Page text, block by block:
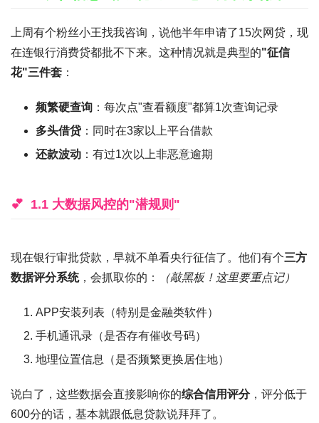
上周有个粉丝小王找我咨询，说他半年申请了15次网贷，现
在连银行消费贷都批不下来。这种情况就是典型的"征信
花"三件套 ：
频繁硬查询 ：每次点"查看额度"都算1次查询记录
多头借贷 ：同时在3家以上平台借款
还款波动 ：有过1次以上非恶意逾期
1.1 大数据风控的"潜规则"
现在银行审批贷款，早就不单看央行征信了。他们有个三方
数据评分系统，会抓取你的： （敲黑板！这里要重点记）
APP安装列表（特别是金融类软件）
手机通讯录（是否存有催收号码）
地理位置信息（是否频繁更换居住地）
说白了，这些数据会直接影响你的综合信用评分，评分低于
600分的话，基本就跟低息贷款说拜拜了。